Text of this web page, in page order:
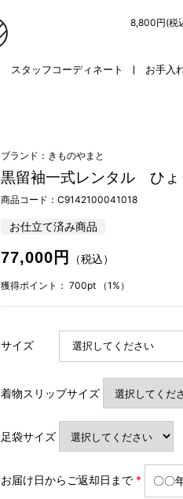
8,800円(税
スタッフコーディネート お手入
ブランド：きものやまと
黒留袖一式レンタル ひ
商品コード： C9142100041018
お仕立て済み商品
77,000円 （税込）
獲得ポイント： 700pt （1%）
サイズ
着物スリップサイズ
足袋サイズ
お届け日からご返却日まで *